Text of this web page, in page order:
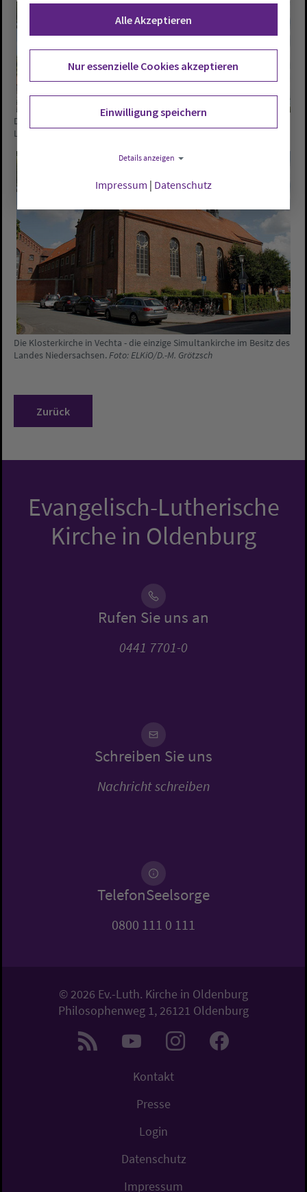
Die Klosterkirche in Vechta - die einzige Simultankirche im Besitz des
Landes Niedersachsen.
Die Klosterkirche in Vechta - die einzige Simultankirche im Besitz des
Landes Niedersachsen.Foto: ELKiO/D.-M. Grötzsch
Zurück
Evangelisch-Lutherische
Kirche in Oldenburg
Rufen Sie uns an
0441 7701-0
Schreiben Sie uns
Nachricht schreiben
TelefonSeelsorge
0800 111 0 111
© 2026 Ev.-Luth. Kirche in Oldenburg
Philosophenweg 1, 26121 Oldenburg
Kontakt
Presse
Login
Datenschutz
Impressum
Alle Akzeptieren
Nur essenzielle Cookies akzeptieren
Einwilligung speichern
Details anzeigen
Impressum | Datenschutz